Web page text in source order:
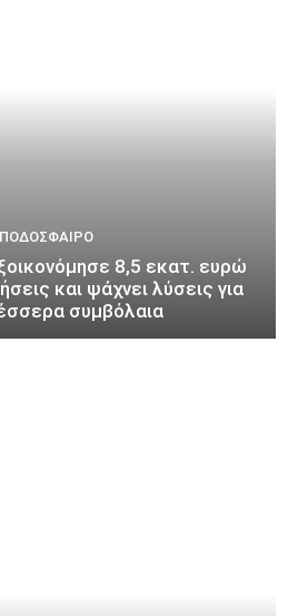
ΠΟΔΌΣΦΑΙΡΟ
8,5 εκατ. ευρώ
και ψάχνει λύσεις για
συμβόλαια